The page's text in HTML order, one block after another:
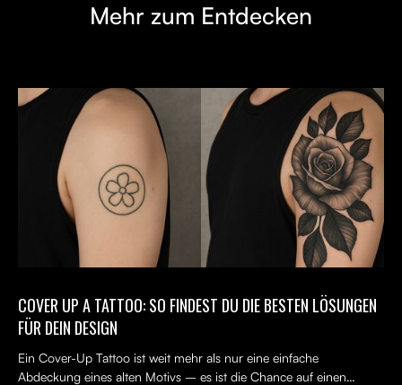
Mehr zum Entdecken
COVER UP A TATTOO: SO FINDEST DU DIE BESTEN LÖSUNGEN
FÜR DEIN DESIGN
Ein Cover-Up Tattoo ist weit mehr als nur eine einfache
Abdeckung eines alten Motivs – es ist die Chance auf einen